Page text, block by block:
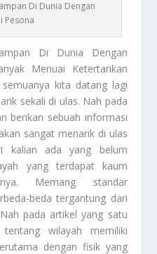
Di Dunia Dengan
Pesona
Di Dunia Dengan
Menuai Ketertarikan
kita datang lagi
sekali di ulas. Nah pada
berikan sebuah informasi
sangat menarik di ulas
kalian ada yang belum
yang terdapat kaum
Memang standar
beda tergantung dari
pada artikel yang satu
wilayah memiliki
dengan fisik yang